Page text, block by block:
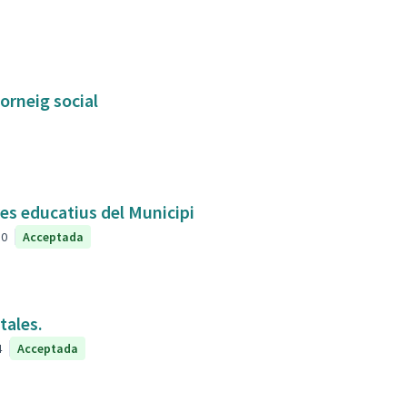
social
educatius del Municipi
0 Acceptada
Acceptada